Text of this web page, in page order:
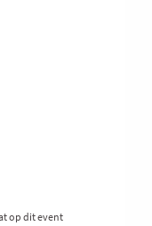
op dit event